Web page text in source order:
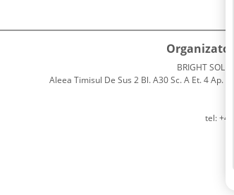
BRIGHT
Aleea Timisul De Sus 2 Bl. A30 Sc. A Et. 4 Ap.
tel: